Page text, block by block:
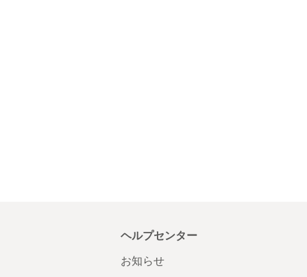
ヘルプセンター
お知らせ